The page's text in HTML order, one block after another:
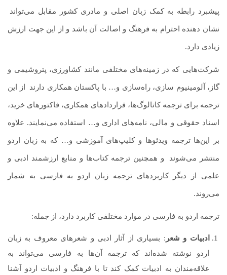
پیشبرد رابطه به کمک زبان اصلی و مادری کشور مقابل می‌تواند
نشان دهنده احترام به فرهنگ و اصالت آن باشد و از این جهت ارزش
زیادی دارد.
شرکت‌هایی که در زمینه‌های مختلفی مانند کشاورزی، پتروشیمی و
گاز، آلومینیوم سازی، راه‌سازی و… با پاکستان همکاری دارند از این
ترجمه برای ترجمه کاتالوگ‌ها، قراردادهای همکاری، فاکتورهای خرید،
اسناد حقوقی و مالی، نامه‌های اداری و… استفاده می‌نمایند. علاوه
بر این‌ها ترجمه ویدئوها و کلیپ‌های آموزشی و… که به زبان اردو
منتشر می‌شوند و همچنین ترجمه کتاب‌ها و منابع ارزشمند ادبی و
علمی از دیگر کاربردهای ترجمه زبان اردو به فارسی به شمار
می‌روند.
ترجمه اردو به فارسی در موارد مختلفی کاربرد دارد، از جمله:
ادبیات و شعر : بسیاری از آثار ادبی و شعرهای معروف به زبان
اردو نوشته شده‌اند که ترجمه آن‌ها به فارسی می‌تواند به
علاقه‌مندان به ادبیات کمک کند تا با فرهنگ و ادبیات اردو آشنا